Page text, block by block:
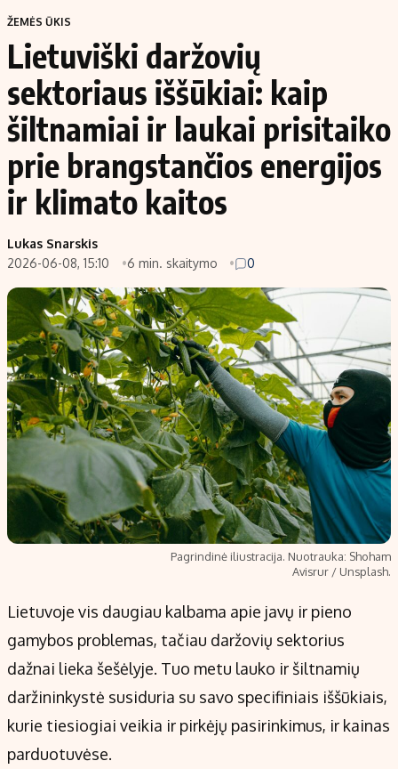
ŽEMĖS ŪKIS
Lietuviški daržovių
sektoriaus iššūkiai: kaip
šiltnamiai ir laukai prisitaiko
prie brangstančios energijos
ir klimato kaitos
Lukas Snarskis
2026-06-08, 15:10
6 min. skaitymo 0
Pagrindinė iliustracija. Nuotrauka: Shoham
Avisrur / Unsplash.
Lietuvoje vis daugiau kalbama apie javų ir pieno
gamybos problemas, tačiau daržovių sektorius
dažnai lieka šešėlyje. Tuo metu lauko ir šiltnamių
daržininkystė susiduria su savo specifiniais iššūkiais,
kurie tiesiogiai veikia ir pirkėjų pasirinkimus, ir kainas
parduotuvėse.